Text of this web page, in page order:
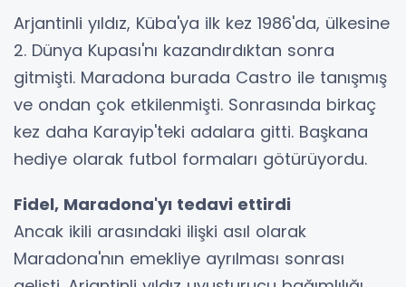
Arjantinli yıldız, Küba'ya ilk kez 1986'da, ülkesine
2. Dünya Kupası'nı kazandırdıktan sonra
gitmişti. Maradona burada Castro ile tanışmış
ve ondan çok etkilenmişti. Sonrasında birkaç
kez daha Karayip'teki adalara gitti. Başkana
hediye olarak futbol formaları götürüyordu.
Fidel, Maradona'yı tedavi ettirdi
Ancak ikili arasındaki ilişki asıl olarak
Maradona'nın emekliye ayrılması sonrası